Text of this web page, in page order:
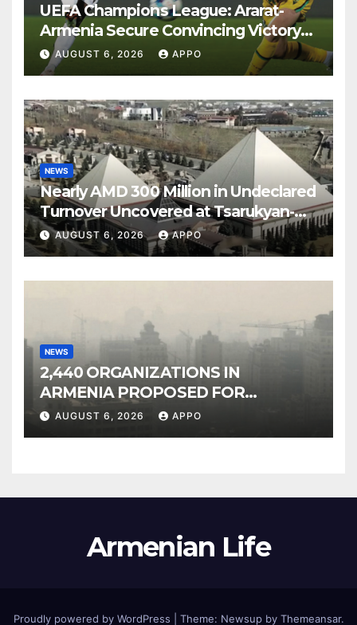
UEFA Champions League: Ararat-
Armenia Secure Convincing Victory
Over Shamrock Rovers 2-0
AUGUST 6, 2026 APPO
NEWS
Nearly AMD 300 Million in Undeclared
Turnover Uncovered at Tsarukyan-
Owned Entertainment Center
AUGUST 6, 2026 APPO
NEWS
2,440 ORGANIZATIONS IN
ARMENIA PROPOSED FOR
INCLUSION IN LIST OF AIR
AUGUST 6, 2026 APPO
Armenian Life
Proudly powered by WordPress Theme: Newsup by Themeansar.